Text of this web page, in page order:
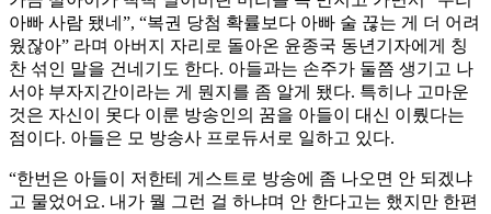
아빠 사람 됐네”, “복권 당첨 확률보다 아빠 술 끊는 게 더 어려
웠잖아” 라며 아버지 자리로 돌아온 윤종국 동년기자에게 칭
찬 섞인 말을 건네기도 한다. 아들과는 손주가 둘쯤 생기고 나
서야 부자지간이라는 게 뭔지를 좀 알게 됐다. 특히나 고마운
것은 자신이 못다 이룬 방송인의 꿈을 아들이 대신 이뤘다는
점이다. 아들은 모 방송사 프로듀서로 일하고 있다.
“한번은 아들이 저한테 게스트로 방송에 좀 나오면 안 되겠냐
고 물었어요. 내가 뭘 그런 걸 하냐며 안 한다고는 했지만 한편